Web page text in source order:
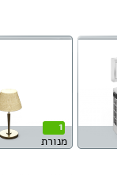
1
מנורת